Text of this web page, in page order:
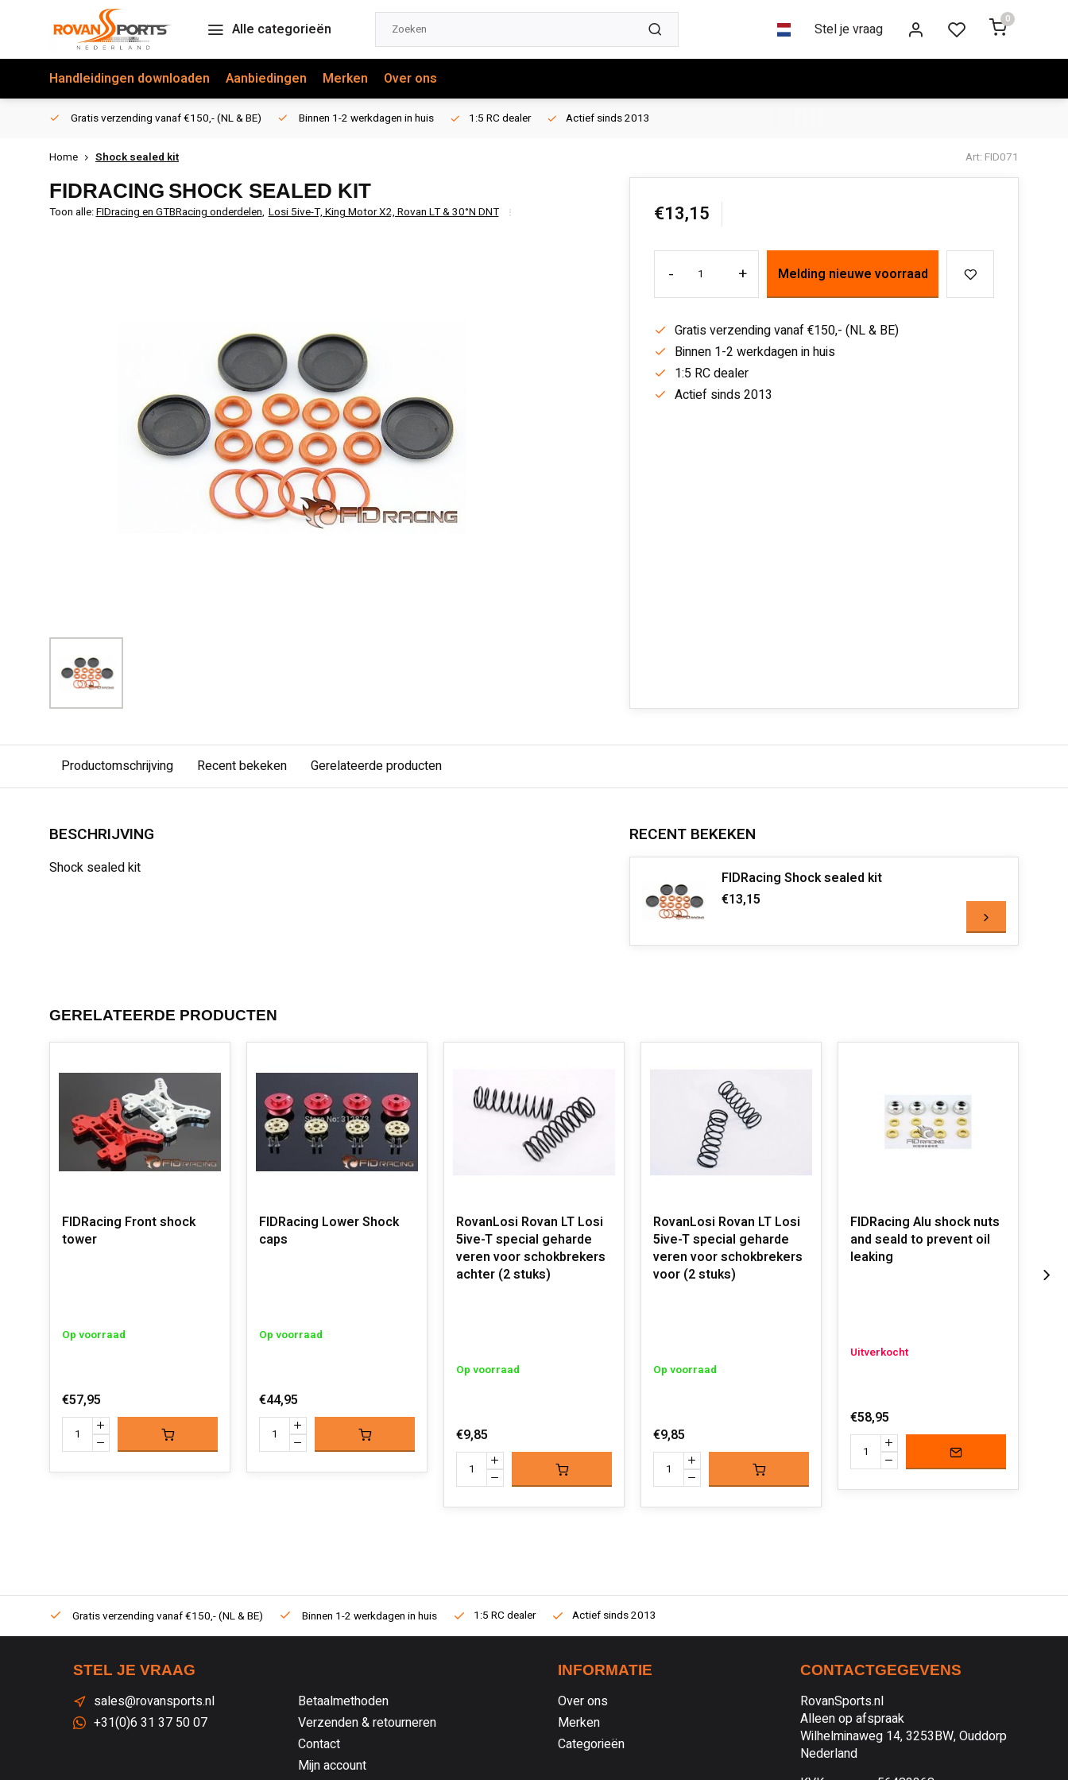
Alle categorieën Stel je vraag
0
Handleidingen downloaden Aanbiedingen Merken Over ons
Gratis verzending vanaf €150,- (NL & BE) Binnen 1-2 werkdagen in huis 1:5 RC dealer Actief sinds 2013
Home Shock sealed kit Art: FID071
FIDRACING SHOCK SEALED KIT
Toon alle:FIDracing en GTBRacing onderdelen, Losi 5ive-T, King Motor X2, Rovan LT & 30°N DNT €13,15
- + Melding nieuwe voorraad
Gratis verzending vanaf €150,- (NL & BE)
Binnen 1-2 werkdagen in huis
1:5 RC dealer
Actief sinds 2013
Productomschrijving Recent bekeken Gerelateerde producten
BESCHRIJVING
Shock sealed kit
RECENT BEKEKEN
FIDRacing Shock sealed kit
€13,15
GERELATEERDE PRODUCTEN
FIDRacing Front shock
tower
Op voorraad
€57,95
FIDRacing Lower Shock
caps
Op voorraad
€44,95
RovanLosi Rovan LT Losi
5ive-T special geharde
veren voor schokbrekers
achter (2 stuks)
Op voorraad
€9,85
RovanLosi Rovan LT Losi
5ive-T special geharde
veren voor schokbrekers
voor (2 stuks)
Op voorraad
€9,85
FIDRacing Alu shock nuts
and seald to prevent oil
leaking
Uitverkocht
€58,95
Gratis verzending vanaf €150,- (NL & BE) Binnen 1-2 werkdagen in huis 1:5 RC dealer Actief sinds 2013
STEL JE VRAAG
sales@rovansports.nl
+31(0)6 31 37 50 07
Betaalmethoden
Verzenden & retourneren
Contact
Mijn account
INFORMATIE
Over ons
Merken
Categorieën
CONTACTGEGEVENS
RovanSports.nl
Alleen op afspraak
Wilhelminaweg 14, 3253BW, Ouddorp
Nederland